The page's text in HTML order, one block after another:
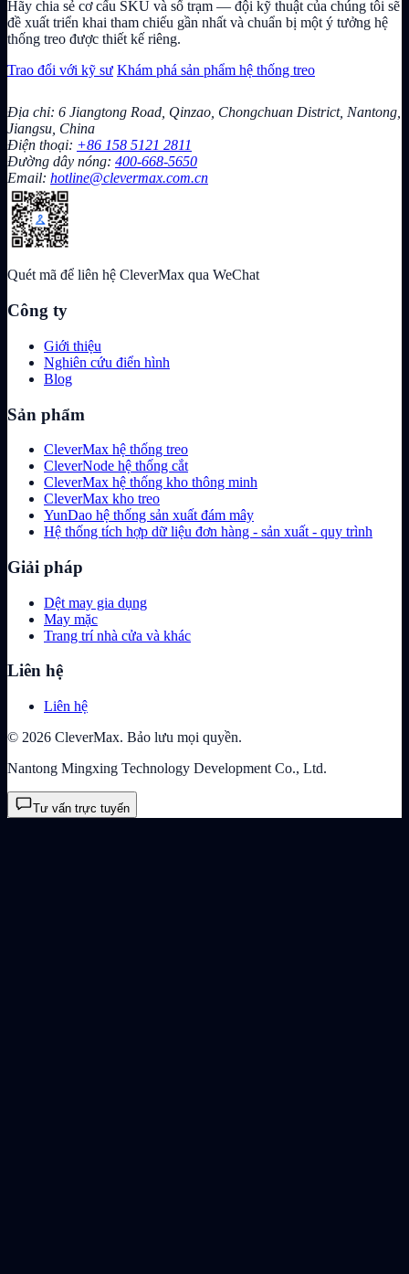
Hãy chia sẻ cơ cấu SKU và số trạm — đội kỹ thuật của chúng tôi sẽ
đề xuất triển khai tham chiếu gần nhất và chuẩn bị một ý tưởng hệ
thống treo được thiết kế riêng.
Trao đổi với kỹ sư Khám phá sản phẩm hệ thống treo
Địa chỉ: 6 Jiangtong Road, Qinzao, Chongchuan District, Nantong,
Jiangsu, China
Điện thoại: +86 158 5121 2811
Đường dây nóng: 400-668-5650
Email: hotline@clevermax.com.cn
Quét mã để liên hệ CleverMax qua WeChat
Công ty
Giới thiệu
Nghiên cứu điển hình
Blog
Sản phẩm
CleverMax hệ thống treo
CleverNode hệ thống cắt
CleverMax hệ thống kho thông minh
CleverMax kho treo
YunDao hệ thống sản xuất đám mây
Hệ thống tích hợp dữ liệu đơn hàng - sản xuất - quy trình
Giải pháp
Dệt may gia dụng
May mặc
Trang trí nhà cửa và khác
Liên hệ
Liên hệ
© 2026 CleverMax. Bảo lưu mọi quyền.
Nantong Mingxing Technology Development Co., Ltd.
Tư vấn trực tuyến